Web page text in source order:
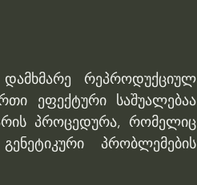
დამხმარე რეპროდუქციულ
ეფექტური საშუალებაა
პროცედურა, რომელიც
პრობლემების